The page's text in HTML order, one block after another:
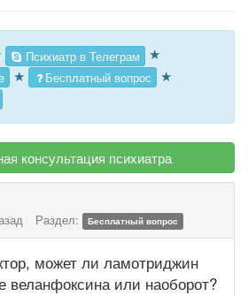
Психиатр в Телеграм ★
★ Бесплатный вопрос ★
консультация психиатра
Раздел: Бесплатный вопрос
может ли ламотриджин
веланфоксина или наоборот?